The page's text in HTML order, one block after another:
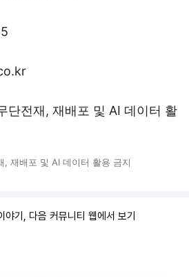
단전재, 재배포 및 AI 데이터 활
재배포 및 AI 데이터 활용 금지
야기, 다음 커뮤니티 웹에서 보기